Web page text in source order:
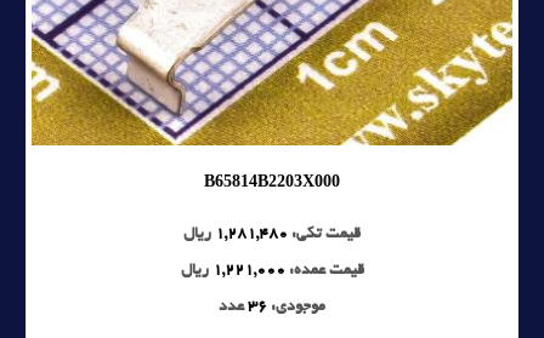
B65814B2203X000
قیمت تکی: 1,281,480 ریال
قیمت عمده: 1,221,000 ریال
موجودی: 36عدد